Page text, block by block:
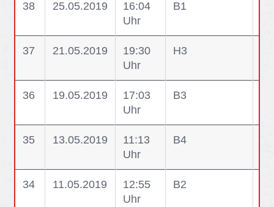
38 25.05.2019
16:04
Uhr
B1
37 21.05.2019
19:30
Uhr
H3
36 19.05.2019
17:03
Uhr
B3
35 13.05.2019
11:13
Uhr
B4
34 11.05.2019
12:55
Uhr
B2